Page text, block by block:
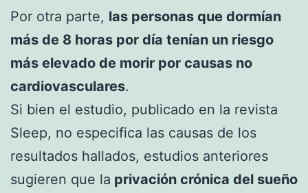
Por otra parte, las personas que dormían
más de 8 horas por día tenían un riesgo
más elevado de morir por causas no
cardiovasculares.
Si bien el estudio, publicado en la revista
Sleep, no especifica las causas de los
resultados hallados, estudios anteriores
sugieren que la privación crónica del sueño